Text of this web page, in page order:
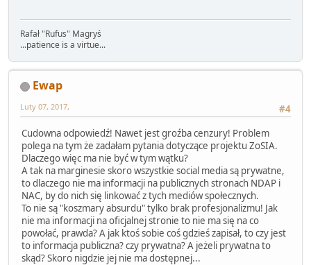
Rafał "Rufus" Magryś
...patience is a virtue...
Ewap
#4
Luty 07, 2017,
Cudowna odpowiedź! Nawet jest groźba cenzury! Problem
polega na tym że zadałam pytania dotyczące projektu ZoSIA.
Dlaczego więc ma nie być w tym wątku?
A tak na marginesie skoro wszystkie social media są prywatne,
to dlaczego nie ma informacji na publicznych stronach NDAP i
NAC, by do nich się linkować z tych mediów społecznych.
To nie są "koszmary absurdu" tylko brak profesjonalizmu! Jak
nie ma informacji na oficjalnej stronie to nie ma się na co
powołać, prawda? A jak ktoś sobie coś gdzieś zapisał, to czy jest
to informacja publiczna? czy prywatna? A jeżeli prywatna to
skąd? Skoro nigdzie jej nie ma dostępnej...